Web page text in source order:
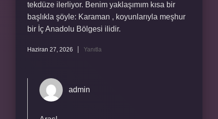
tekdüze ilerliyor. Benim yaklaşımım kısa bir
başlıkla şöyle: Karaman , koyunlarıyla meşhur
bir İç Anadolu Bölgesi ilidir.
Haziran 27, 2026 Yanıtla
admin